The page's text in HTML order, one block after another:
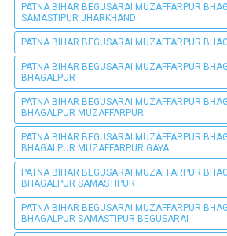
PATNA BIHAR BEGUSARAI MUZAFFARPUR
SAMASTIPUR JHARKHAND
PATNA BIHAR BEGUSARAI MUZAFFARPUR
PATNA BIHAR BEGUSARAI MUZAFFARPUR
BHAGALPUR
PATNA BIHAR BEGUSARAI MUZAFFARPUR
BHAGALPUR MUZAFFARPUR
PATNA BIHAR BEGUSARAI MUZAFFARPUR
BHAGALPUR MUZAFFARPUR GAYA
PATNA BIHAR BEGUSARAI MUZAFFARPUR
BHAGALPUR SAMASTIPUR
PATNA BIHAR BEGUSARAI MUZAFFARPUR
BHAGALPUR SAMASTIPUR BEGUSARAI